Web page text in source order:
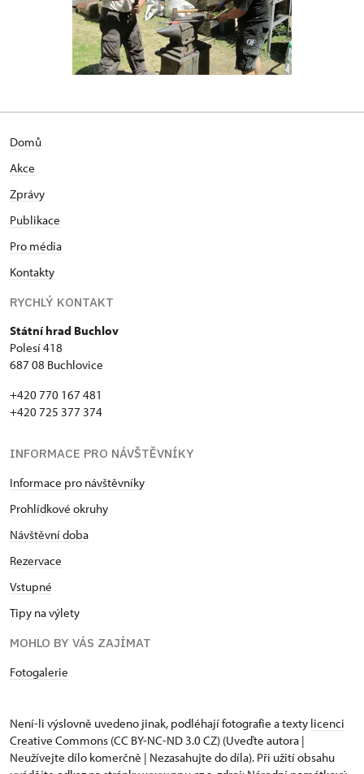
Domů
Akce
Zprávy
Publikace
Pro média
Kontakty
RYCHLÝ KONTAKT
Státní hrad Buchlov
Polesí 418
687 08 Buchlovice
+420 770 167 481
+420 725 377 374
INFORMACE PRO NÁVŠTĚVNÍKY
Informace pro návštěvníky
Prohlídkové okruhy
Návštěvní doba
Rezervace
Vstupné
Tipy na výlety
MOHLO BY VÁS ZAJÍMAT
Fotogalerie
Není-li výslovně uvedeno jinak, podléhají fotografie a texty licenci
Creative Commons (CC BY-NC-ND 3.0 CZ) (Uveďte autora |
Neužívejte dílo komerčně | Nezasahujte do díla). Při užití obsahu